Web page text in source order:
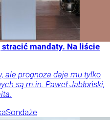
mandaty. Na liście
ale prognoza daje mu tylko
są m.in. Paweł Jabłoński,
Sondaże